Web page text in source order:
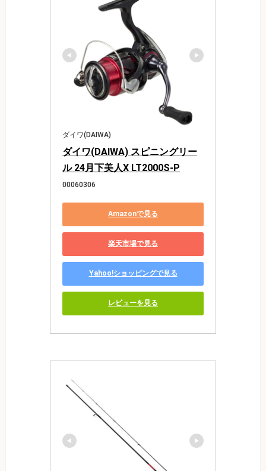
ダイワ(DAIWA)
ダイワ(DAIWA) スピニングリー
ル 24月下美人X LT2000S-P
00060306
Amazonで見る
楽天市場で見る
Yahoo!ショッピングで見る
レビューを見る